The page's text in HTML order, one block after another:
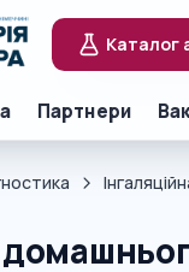
Каталог
Партнери